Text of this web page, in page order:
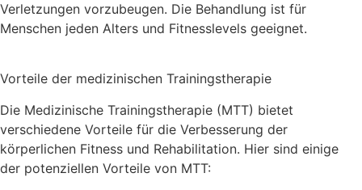
Verletzungen vorzubeugen. Die Behandlung ist für
Menschen jeden Alters und Fitnesslevels geeignet.
Vorteile der medizinischen Trainingstherapie
Die Medizinische Trainingstherapie (MTT) bietet
verschiedene Vorteile für die Verbesserung der
körperlichen Fitness und Rehabilitation. Hier sind einige
der potenziellen Vorteile von MTT: